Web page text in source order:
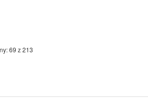
69 z 213